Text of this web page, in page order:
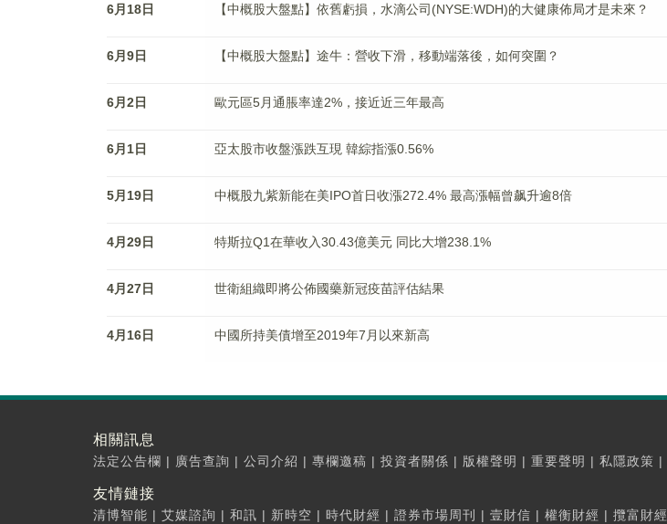
6月18日 【中概股大盤點】依舊虧損，水滴公司(NYSE:WDH)的大健康佈局才是未來？
6月9日 【中概股大盤點】途牛：營收下滑，移動端落後，如何突圍？
6月2日 歐元區5月通脹率達2%，接近近三年最高
6月1日 亞太股市收盤漲跌互現 韓綜指漲0.56%
5月19日 中概股九紫新能在美IPO首日收漲272.4% 最高漲幅曾飙升逾8倍
4月29日 特斯拉Q1在華收入30.43億美元 同比大增238.1%
4月27日 世衛組織即將公佈國藥新冠疫苗評估結果
4月16日 中國所持美債增至2019年7月以來新高
相關訊息
法定公告欄 | 廣告查詢 | 公司介紹 | 專欄邀稿 | 投資者關係 | 版權聲明 | 重要聲明 | 私隱政策 |
友情鏈接
清博智能 | 艾媒諮詢 | 和訊 | 新時空 | 時代財經 | 證券市場周刊 | 壹財信 | 權衡財經 | 攬富財經